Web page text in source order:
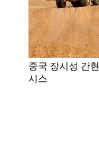
중국 장시성 간
시스